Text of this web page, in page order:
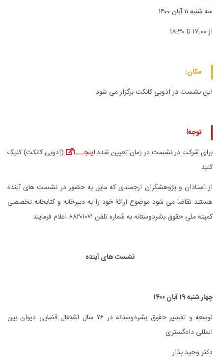
سه شنبه ۱۱ آبان ۱۴۰۰
از ۱۷:۰۰ تا ۱۸:۳۰
مکان:
این نشست در ادوبی کانکت برگزار می شود
توجه!
برای شرکت در نشست در زمان تعیین شدهاینجـــا
(ادوبی کانکت) کلیک
کنید
از استادان و پژوهشگران ارجمندی که مایل به حضور در نشست های آینده
هستند تقاضا می شود موضوع ارائۀ خود را به دبیرخانه و کتابخانه تخصصی
کمیته ملی حقوق بشردوستانه به شماره تلفن ۸۸۲۰۱۰۷۱ اعلام فرمایند
نشست های آینده
چهار شنبه ۱۹ آبان ۱۴۰۰
توسعه و تفسیر حقوق بشردوستانه در ۷۶ سال اشتغال قضایی دیوان بین
المللی دادگستری
دکتر وحید بذار